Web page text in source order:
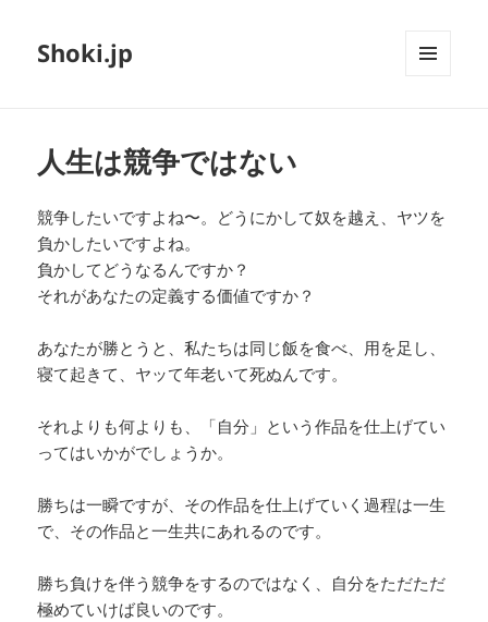
Shoki.jp
人生は競争ではない
競争したいですよね〜。どうにかして奴を越え、ヤツを
負かしたいですよね。
負かしてどうなるんですか？
それがあなたの定義する価値ですか？
あなたが勝とうと、私たちは同じ飯を食べ、用を足し、
寝て起きて、ヤッて年老いて死ぬんです。
それよりも何よりも、「自分」という作品を仕上げてい
ってはいかがでしょうか。
勝ちは一瞬ですが、その作品を仕上げていく過程は一生
で、その作品と一生共にあれるのです。
勝ち負けを伴う競争をするのではなく、自分をただただ
極めていけば良いのです。